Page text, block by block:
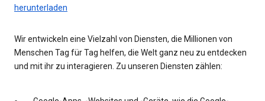
herunterladen
Wir entwickeln eine Vielzahl von Diensten, die Millionen von
Menschen Tag für Tag helfen, die Welt ganz neu zu entdecken
und mit ihr zu interagieren. Zu unseren Diensten zählen: